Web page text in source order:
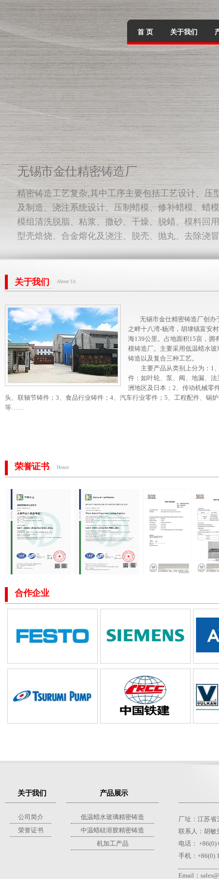
首 页 关于我们
无锡市金仕精密铸造厂
精密铸造工艺复杂,其中工序主要包括工艺设计、压
模组清洗脱脂、粘浆、撒砂、干燥、脱蜡、模料回
型壳焙烧、合金熔化及浇注、脱壳、抛丸、去除浇
清洗、初检、补焊、热处理、清砂、酸洗钝化、
抛光、电解抛光、二次检验等。
无锡市金仕精密铸造厂
全硅溶胶工艺精密铸造是一种以硅溶胶为粘结剂的
造方法，其产品具有精密、复杂的特点，是一种近
形的先进工艺。。
关于我们 About Us
无锡市金仕精密铸造厂创办
之畔十八湾-杨湾，胡埭镇富安
海139公里。占地面积15亩，拥
模铸造厂。主要采用低温蜡水
铸造以及复合三种工艺。
主要产品从类别上分为：1
件：如叶轮、泵、阀、地漏、
洲地区及日本；2、传动机械零
头、联轴节铸件；3、食品行业铸件；4、汽车行业零件；5、工程配件、锅
等……
荣誉证书 Honor
合作企业
关于我们
公司简介
荣誉证书
产品展示
低温蜡水玻璃精密铸造
中温蜡硅溶胶精密铸造
机加工产品
厂址：江苏
联系人：胡敏
电话： +86(0)
手机：+86(0)
Email：